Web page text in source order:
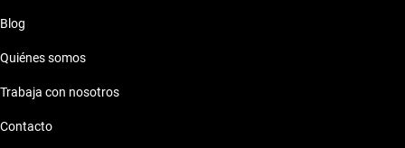
Blog
Quiénes somos
Trabaja con nosotros
Contacto